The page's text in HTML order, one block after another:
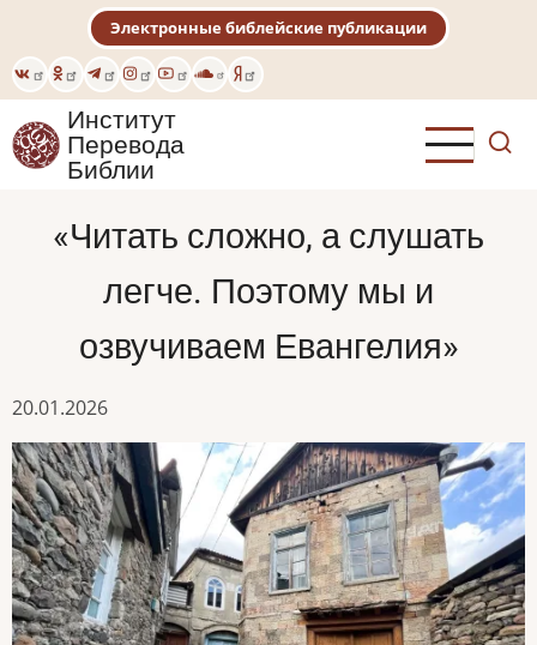
основному
содержанию
Электронные библейские публикации
Институт
Перевода
Библии
«Читать сложно, а слушать
легче. Поэтому мы и
озвучиваем Евангелия»
20.01.2026